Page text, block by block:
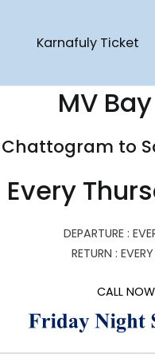
Ship
Cruise Ship | Saint
Karnafuly Ticket
MV
Chattogram to
Every
DEPARTURE :
RETURN :
CALL